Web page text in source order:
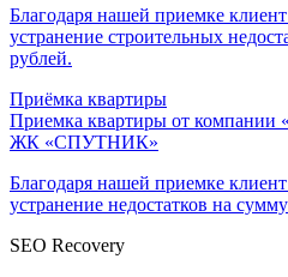
Благодаря нашей приемке
устранение строительных
рублей.
Приёмка квартиры
Приемка квартиры от компании
ЖК «СПУТНИК»
Благодаря нашей приемке
устранение недостатков на
SEO Recovery